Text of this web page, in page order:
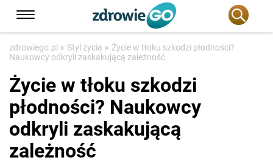
zdrowiego.pl » Styl życia » Życie w tłoku szkodzi płodności?
Naukowcy odkryli zaskakującą zależność
Życie w tłoku szkodzi
płodności? Naukowcy
odkryli zaskakującą
zależność